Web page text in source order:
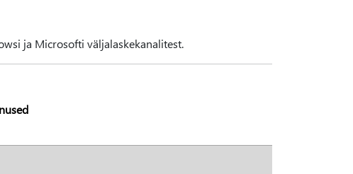
ja Microsofti väljalaskekanalitest.